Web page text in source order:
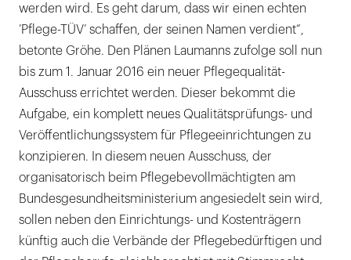
werden wird. Es geht darum, dass wir einen echten
’Pflege-TÜV’ schaffen, der seinen Namen verdient“,
betonte Gröhe. Den Plänen Laumanns zufolge soll nun
bis zum 1. Januar 2016 ein neuer Pflegequalität-
Ausschuss errichtet werden. Dieser bekommt die
Aufgabe, ein komplett neues Qualitätsprüfungs- und
Veröffentlichungssystem für Pflegeeinrichtungen zu
konzipieren. In diesem neuen Ausschuss, der
organisatorisch beim Pflegebevollmächtigten am
Bundesgesundheitsministerium angesiedelt sein wird,
sollen neben den Einrichtungs- und Kostenträgern
künftig auch die Verbände der Pflegebedürftigen und